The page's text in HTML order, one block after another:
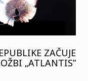
ZAČUJE
„ATLANTIS”